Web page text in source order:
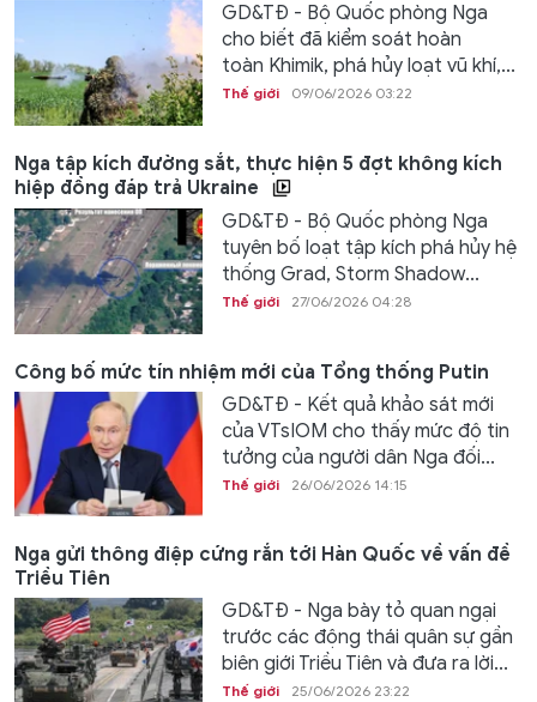
GD&TĐ - Bộ Quốc phòng Nga
cho biết đã kiểm soát hoàn
toàn Khimik, phá hủy loạt vũ khí,...
Thế giới 09/06/2026 03:22
Nga tập kích đường sắt, thực hiện 5 đợt không kích
hiệp đồng đáp trả Ukraine
GD&TĐ - Bộ Quốc phòng Nga
tuyên bố loạt tập kích phá hủy hệ
thống Grad, Storm Shadow...
Thế giới 27/06/2026 04:28
Công bố mức tín nhiệm mới của Tổng thống Putin
GD&TĐ - Kết quả khảo sát mới
của VTsIOM cho thấy mức độ tin
tưởng của người dân Nga đối...
Thế giới 26/06/2026 14:15
Nga gửi thông điệp cứng rắn tới Hàn Quốc về vấn đề
Triều Tiên
GD&TĐ - Nga bày tỏ quan ngại
trước các động thái quân sự gần
biên giới Triều Tiên và đưa ra lời...
Thế giới 25/06/2026 23:22